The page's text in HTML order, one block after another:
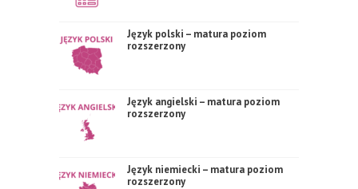
Język polski – matura poziom
rozszerzony
Język angielski – matura poziom
rozszerzony
Język niemiecki – matura poziom
rozszerzony